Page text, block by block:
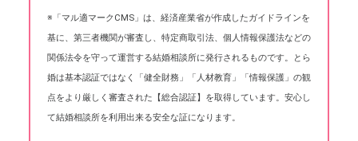
※「マル適マークCMS」は、経済産業省が作成したガイドラインを
基に、第三者機関が審査し、特定商取引法、個人情報保護法などの
関係法令を守って運営する結婚相談所に発行されるものです。とら
婚は基本認証ではなく「健全財務」「人材教育」「情報保護」の観
点をより厳しく審査された【総合認証】を取得しています。安心し
て結婚相談所を利用出来る安全な証になります。